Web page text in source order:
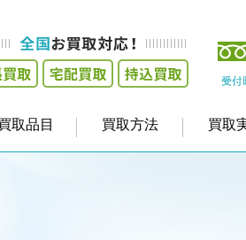
取品目 買取方法 買取